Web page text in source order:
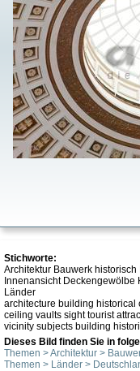
Stichworte:
Architektur Bauwerk
Innenansicht
Länder
architecture building historical
ceiling vaults sight tourist
vicinity subjects building
Dieses Bild finden Sie in
Themen > Architektur >
Themen > Länder >